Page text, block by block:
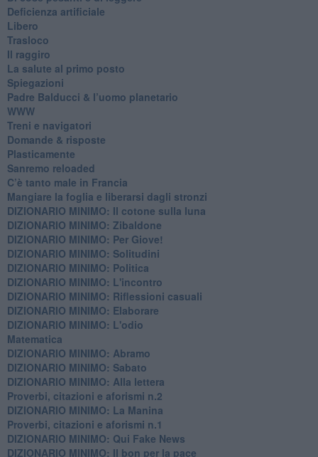
​Deficienza artificiale
Libero
Trasloco
Il raggiro
​La salute al primo posto
Spiegazioni
Padre Balducci & l’uomo planetario
WWW
​Treni e navigatori
​Domande & risposte
​Plasticamente
Sanremo reloaded
C’è tanto male in Francia
​Mangiare la foglia e liberarsi dagli stronzi
DIZIONARIO MINIMO: Il cotone sulla luna
DIZIONARIO MINIMO: Zibaldone
DIZIONARIO MINIMO: Per Giove!
DIZIONARIO MINIMO: Solitudini
DIZIONARIO MINIMO: Politica
DIZIONARIO MINIMO: L'incontro
DIZIONARIO MINIMO: Riflessioni casuali
DIZIONARIO MINIMO: Elaborare
DIZIONARIO MINIMO: L'odio
​Matematica
DIZIONARIO MINIMO: Abramo
DIZIONARIO MINIMO: Sabato
​DIZIONARIO MINIMO: Alla lettera
Proverbi, citazioni e aforismi n.2
DIZIONARIO MINIMO: La Manina
​Proverbi, citazioni e aforismi n.1
DIZIONARIO MINIMO: Qui Fake News
DIZIONARIO MINIMO: ​Il bon per la pace